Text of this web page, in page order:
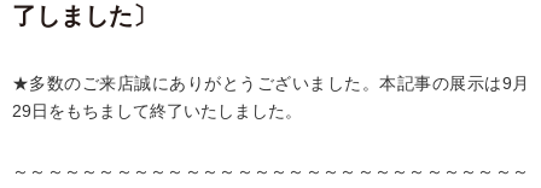
了しました〕
★多数のご来店誠にありがとうございました。本記事の展示は9月
29日をもちまして終了いたしました。
～～～～～～～～～～～～～～～～～～～～～～～～～～～～～～